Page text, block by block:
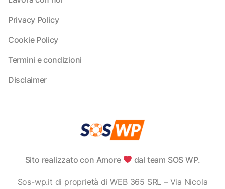
Privacy Policy
Cookie Policy
Termini e condizioni
Disclaimer
Sito realizzato con Amore dal team SOS WP.
Sos-wp.it di proprietà di WEB 365 SRL – Via Nicola